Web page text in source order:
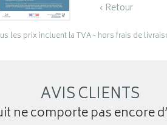
‹ Retour
les prix incluent la TVA - hors frais de
AVIS CLIENTS
ne comporte pas encore